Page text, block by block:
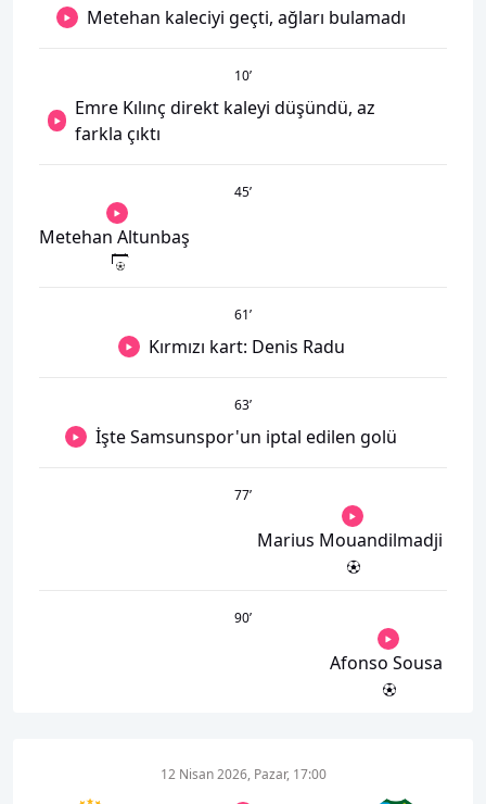
Metehan kaleciyi geçti, ağları bulamadı
10’
Emre Kılınç direkt kaleyi düşündü, az
farkla çıktı
45’
Metehan Altunbaş
61’
Kırmızı kart: Denis Radu
63’
İşte Samsunspor'un iptal edilen golü
77’
Marius Mouandilmadji
90’
Afonso Sousa
12 Nisan 2026, Pazar, 17:00